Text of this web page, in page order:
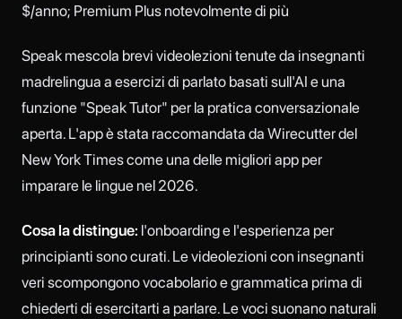
$/anno; Premium Plus notevolmente di più
Speak mescola brevi videolezioni tenute da insegnanti
madrelingua a esercizi di parlato basati sull'AI e una
funzione "Speak Tutor" per la pratica conversazionale
aperta. L'app è stata raccomandata da Wirecutter del
New York Times come una delle migliori app per
imparare le lingue nel 2026.
Cosa la distingue: l'onboarding e l'esperienza per
principianti sono curati. Le videolezioni con insegnanti
veri scompongono vocabolario e grammatica prima di
chiederti di esercitarti a parlare. Le voci suonano naturali